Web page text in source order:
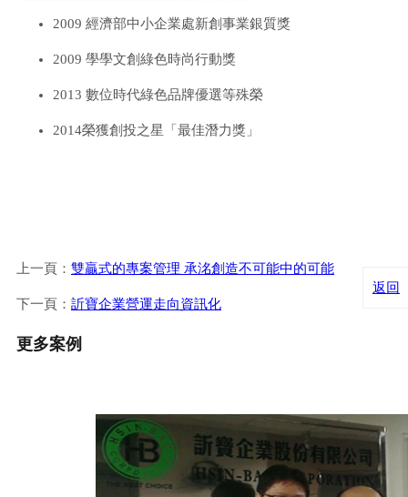
2009 經濟部中小企業處新創事業銀質獎
2009 學學文創綠色時尚行動獎
2013 數位時代綠色品牌優選等殊榮
2014榮獲創投之星「最佳潛力獎」
上一頁： 雙贏式的專案管理 承洺創造不可能中的可能
下一頁： 訢寶企業營運走向資訊化
返回
更多案例